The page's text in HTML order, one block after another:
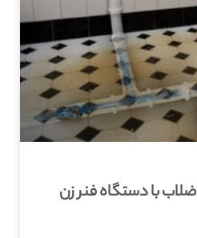
با دستگاه فنر زن